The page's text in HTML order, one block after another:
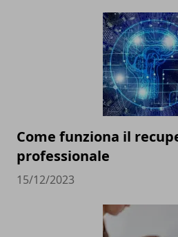
Come funziona il
professionale
15/12/2023